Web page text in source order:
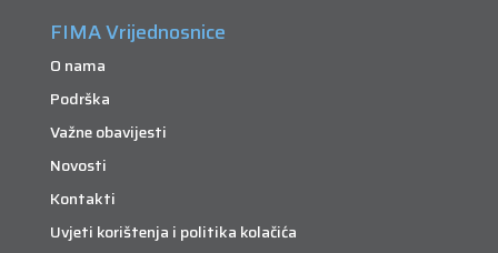
FIMA Vrijednosnice
O nama
Podrška
Važne obavijesti
Novosti
Kontakti
Uvjeti korištenja i politika kolačića